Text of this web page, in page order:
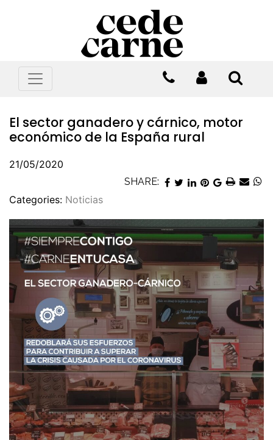
El sector ganadero y cárnico, motor
económico de la España rural
21/05/2020
SHARE:
Categories: Noticias